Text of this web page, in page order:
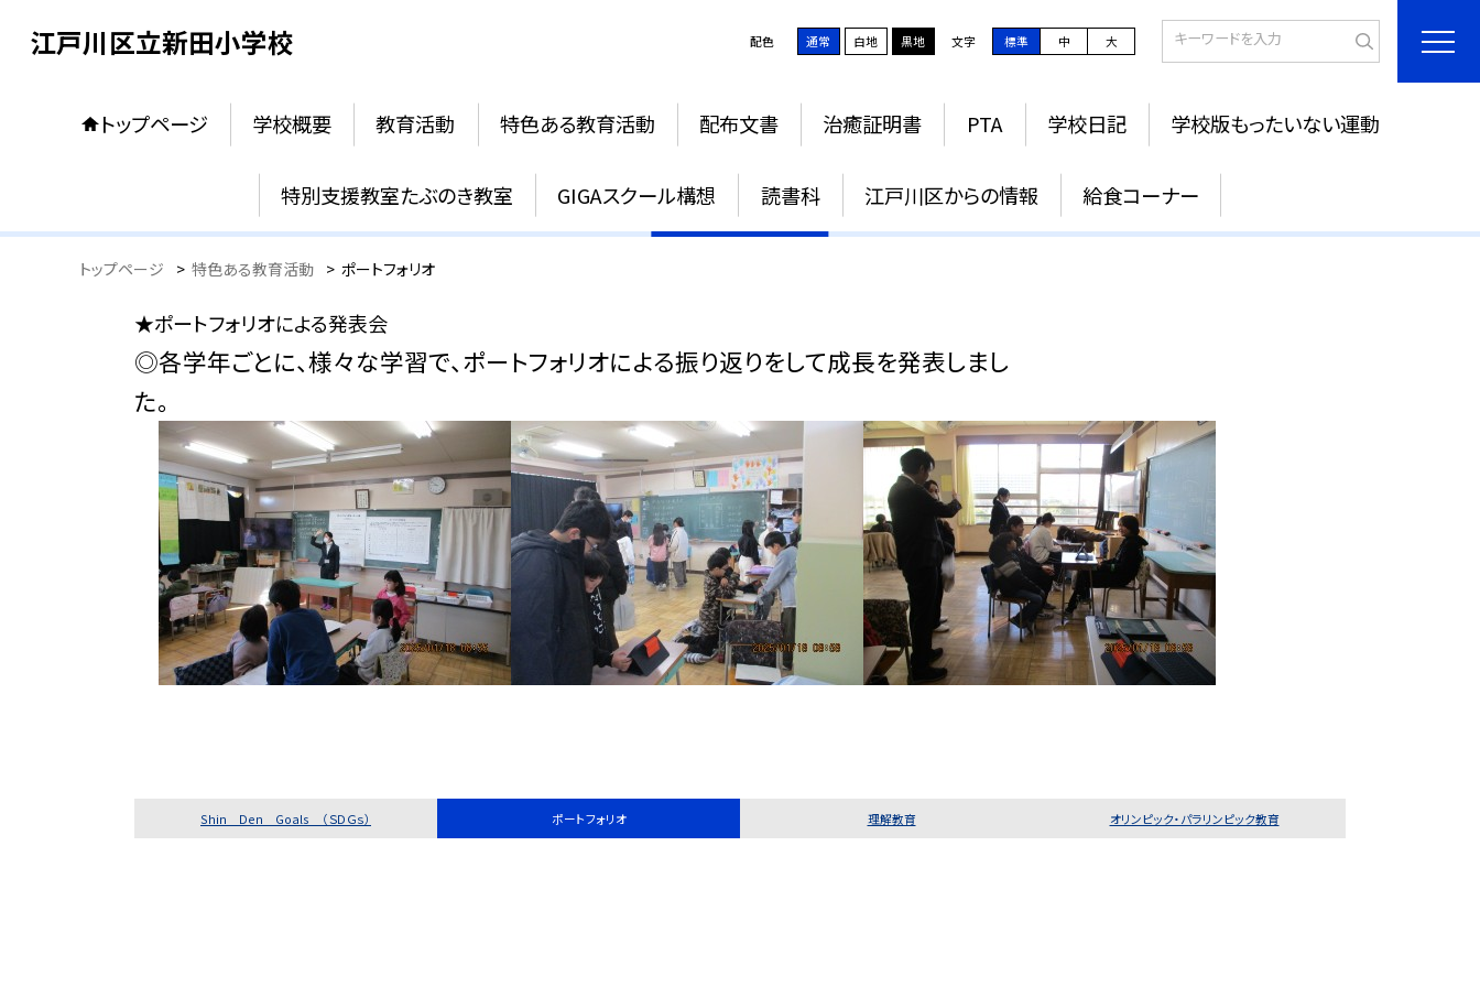
江戸川区立新田小学校 配色 通常 白地 黒地 文字 標準 中 大
トップページ 学校概要 教育活動 特色ある教育活動 配布文書 治癒証明書 PTA 学校日記 学校版もったいない運動
特別支援教室たぶのき教室 GIGAスクール構想 読書科 江戸川区からの情報 給食コーナー
ポートフォリオ
トップページ > 特色ある教育活動 > ポートフォリオ
★ポートフォリオによる発表会
◎各学年ごとに、様々な学習で、ポートフォリオによる振り返りをして成長を発表しまし
た。
Shin Den Goals （ＳＤＧｓ） ポートフォリオ 理解教育 オリンピック・パラリンピック教育